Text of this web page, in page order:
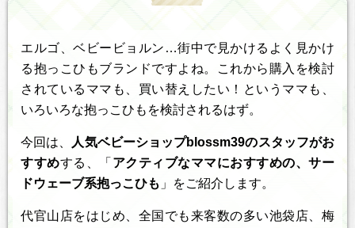
エルゴ、ベビービョルン…街中で見かけるよく見かけ
る抱っこひもブランドですよね。これから購入を検討
されているママも、買い替えしたい！というママも、
いろいろな抱っこひもを検討されるはず。
今回は、
人気ベビーショップblossm39のスタッフがお
すすめする、「 アクティブなママにおすすめの、サー
ドウェーブ系抱っこひも 」をご紹介します。
代官山店をはじめ、全国でも来客数の多い池袋店、梅